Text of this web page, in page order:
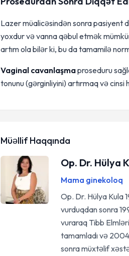
Lazer müalicəsindən sonra pasiyent
yoxdur və vanna qəbul etmək
artım ola bilər ki, bu da tamamilə
Vaginal cavanlaşmaproseduru
tonunu (gərginliyini) artırmaq və
Müəllif Haqqında
Op. Dr. Hülya
Mama ginekoloq
Op. Dr. Hülya Kula
vurduqdan sonra
vuraraq Tibb
tamamladı və
sonra müxtəlif